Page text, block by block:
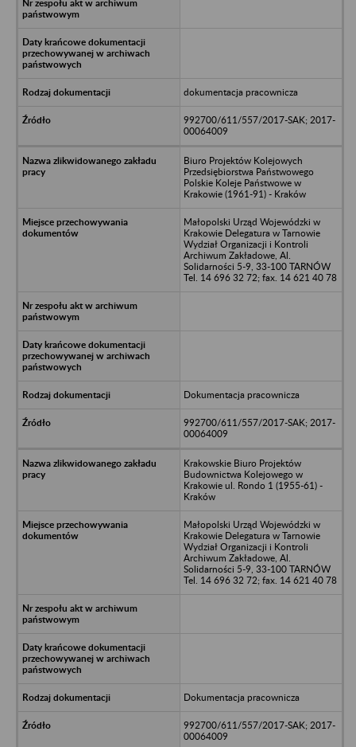
dokumentacja pracownicza
992700/611/557/2017-SAK; 2017-
00064009
Biuro Projektów Kolejowych
Przedsiębiorstwa Państwowego
Polskie Koleje Państwowe w
Krakowie (1961-91) - Kraków
Małopolski Urząd Wojewódzki w
Krakowie Delegatura w Tarnowie
Wydział Organizacji i Kontroli
Archiwum Zakładowe, Al.
Solidarności 5-9, 33-100 TARNÓW
Tel. 14 696 32 72; fax. 14 621 40 78
Dokumentacja pracownicza
992700/611/557/2017-SAK; 2017-
00064009
Krakowskie Biuro Projektów
Budownictwa Kolejowego w
Krakowie ul. Rondo 1 (1955-61) -
Kraków
Małopolski Urząd Wojewódzki w
Krakowie Delegatura w Tarnowie
Wydział Organizacji i Kontroli
Archiwum Zakładowe, Al.
Solidarności 5-9, 33-100 TARNÓW
Tel. 14 696 32 72; fax. 14 621 40 78
Dokumentacja pracownicza
992700/611/557/2017-SAK; 2017-
00064009